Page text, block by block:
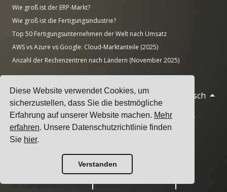
Diese Website verwendet Cookies, um
sicherzustellen, dass Sie die bestmögliche
Erfahrung auf unserer Website machen. Mehr
erfahren. Unsere Datenschutzrichtlinie finden
Sie hier.
Verstanden
Wie groß ist der ERP-Markt?
Wie groß ist die Fertigungsindustrie?
Top 50 Fertigungsunternehmen der Welt nach Umsatz
AWS vs Azure vs Google: Cloud-Marktanteile (2025)
Anzahl der Rechenzentren nach Ländern (November 2025)
© 2026 Cargoson.com Deutsch
Registriert als Cargoson OÜ in Estland. Reg.-Nr.: 14545832. USt-
IdNr.: EE102137680.
Hauptsitz: Pärnu mnt. 141, 11314 Tallinn, Estland
hello@cargoson.com
Nutzungsbedingungen|Datenschutzerklärung|Cookie-